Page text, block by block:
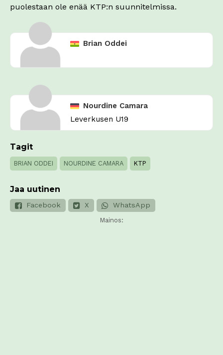
puolestaan ole enää KTP:n suunnitelmissa.
Brian Oddei
Nourdine Camara
Leverkusen U19
Tagit
BRIAN ODDEI NOURDINE CAMARA KTP
Jaa uutinen
Facebook X WhatsApp
Mainos: